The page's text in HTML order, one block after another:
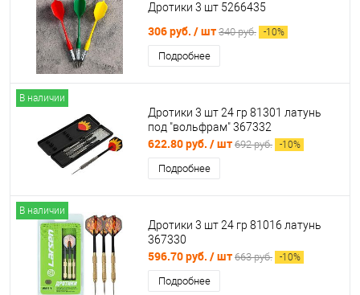
Дротики 3 шт 5266435
306 руб. / шт 340 руб. -10%
Подробнее
В наличии
Дротики 3 шт 24 гр 81301 латунь
под "вольфрам" 367332
622.80 руб. / шт 692 руб. -10%
Подробнее
В наличии
Дротики 3 шт 24 гр 81016 латунь
367330
596.70 руб. / шт 663 руб. -10%
Подробнее